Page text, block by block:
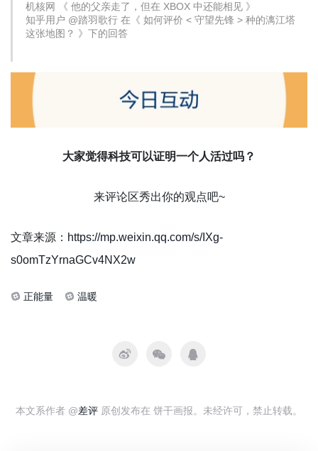
机核网 《 他的父亲走了，但在 XBOX 中还能相见 》
知乎用户 @踏羽歌行 在《 如何评价 < 守望先锋 > 种的漓江塔
这张地图？ 》下的回答
大家觉得科技可以证明一个人活过吗？
来评论区秀出你的观点吧~
文章来源： https://mp.weixin.qq.com/s/IXg-
s0omTzYrnaGCv4NX2w
正能量 温暖
本文系作者 @差评 原创发布在 饼干画报。未经许可，禁止转载。